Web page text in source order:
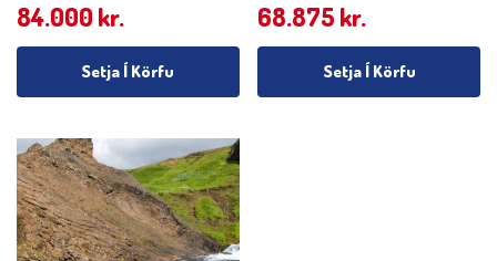
84.000 kr.
Setja Í Körfu
68.875 kr.
Setja Í Körfu